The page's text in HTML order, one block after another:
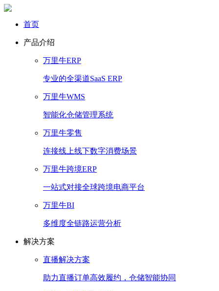
首页
产品介绍
万里牛ERP
专业的全渠道SaaS ERP
万里牛WMS
智能化仓储管理系统
万里牛零售
连接线上线下数字消费场景
万里牛跨境ERP
一站式对接全球跨境电商平台
万里牛BI
多维度全链路运营分析
解决方案
直播解决方案
助力直播订单高效履约，仓储智能协同